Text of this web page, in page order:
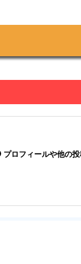
プロフィールや他の投